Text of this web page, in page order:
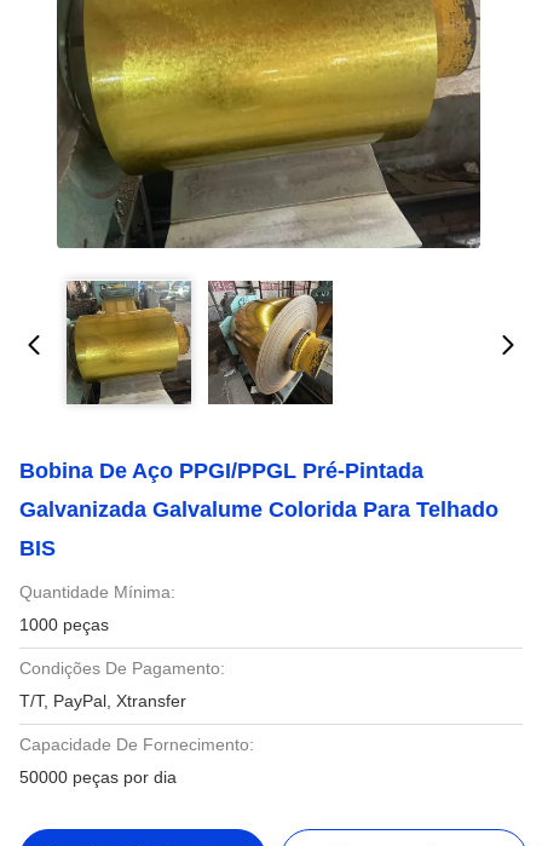
Bobina De Aço PPGI/PPGL Pré-Pintada
Galvanizada Galvalume Colorida Para Telhado
BIS
Quantidade Mínima:
1000 peças
Condições De Pagamento:
T/T, PayPal, Xtransfer
Capacidade De Fornecimento:
50000 peças por dia